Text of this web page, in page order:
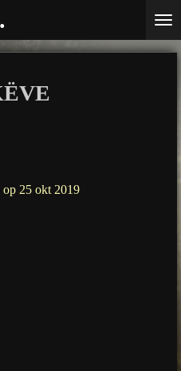
.
25 okt 2019